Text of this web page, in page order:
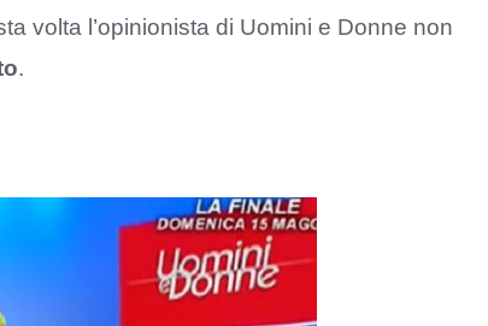
volta l’opinionista di Uomini e Donne non
.